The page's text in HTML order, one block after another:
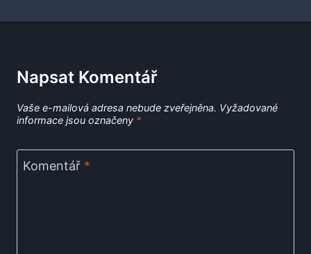
Napsat Komentář
Vaše e-mailová adresa nebude zveřejněna. Vyžadované
informace jsou označeny *
Komentář *